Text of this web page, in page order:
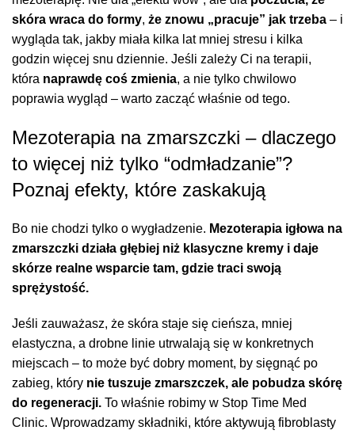
skóra wraca do formy, że znowu „pracuje” jak trzeba – i
wygląda tak, jakby miała kilka lat mniej stresu i kilka
godzin więcej snu dziennie. Jeśli zależy Ci na terapii,
która naprawdę coś zmienia, a nie tylko chwilowo
poprawia wygląd – warto zacząć właśnie od tego.
Mezoterapia na zmarszczki – dlaczego
to więcej niż tylko “odmładzanie”?
Poznaj efekty, które zaskakują
Bo nie chodzi tylko o wygładzenie. Mezoterapia igłowa na
zmarszczki działa głębiej niż klasyczne kremy i daje
skórze realne wsparcie tam, gdzie traci swoją
sprężystość.
Jeśli zauważasz, że skóra staje się cieńsza, mniej
elastyczna, a drobne linie utrwalają się w konkretnych
miejscach – to może być dobry moment, by sięgnąć po
zabieg, który nie tuszuje zmarszczek, ale pobudza skórę
do regeneracji. To właśnie robimy w Stop Time Med
Clinic. Wprowadzamy składniki, które aktywują fibroblasty